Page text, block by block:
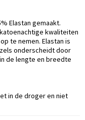
Elastan gemaakt.
kwaliteiten
te nemen. Elastan is
onderscheidt door
de lengte en breedte
in de droger en niet